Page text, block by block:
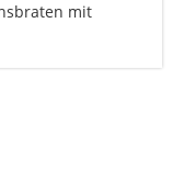
mit